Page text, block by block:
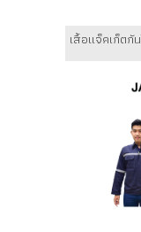
เสื้อแจ็คเก็ตกั